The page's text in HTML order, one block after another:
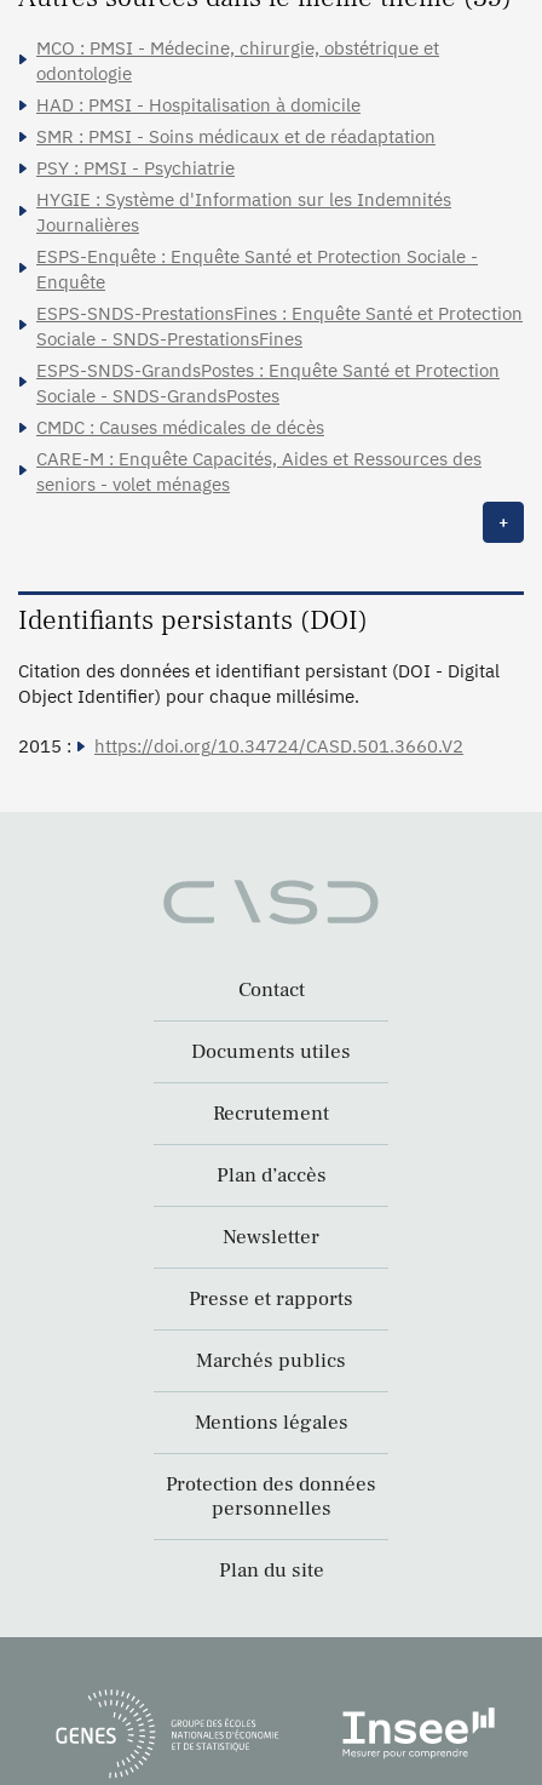
MCO : PMSI - Médecine, chirurgie, obstétrique et
odontologie
HAD : PMSI - Hospitalisation à domicile
SMR : PMSI - Soins médicaux et de réadaptation
PSY : PMSI - Psychiatrie
HYGIE : Système d'Information sur les Indemnités
Journalières
ESPS-Enquête : Enquête Santé et Protection Sociale -
Enquête
ESPS-SNDS-PrestationsFines : Enquête Santé et Protection
Sociale - SNDS-PrestationsFines
ESPS-SNDS-GrandsPostes : Enquête Santé et Protection
Sociale - SNDS-GrandsPostes
CMDC : Causes médicales de décès
CARE-M : Enquête Capacités, Aides et Ressources des
seniors - volet ménages
+
Identifiants persistants (DOI)
Citation des données et identifiant persistant (DOI - Digital
Object Identifier) pour chaque millésime.
2015 : https://doi.org/10.34724/CASD.501.3660.V2
Contact
Documents utiles
Recrutement
Plan d’accès
Newsletter
Presse et rapports
Marchés publics
Mentions légales
Protection des données
personnelles
Plan du site